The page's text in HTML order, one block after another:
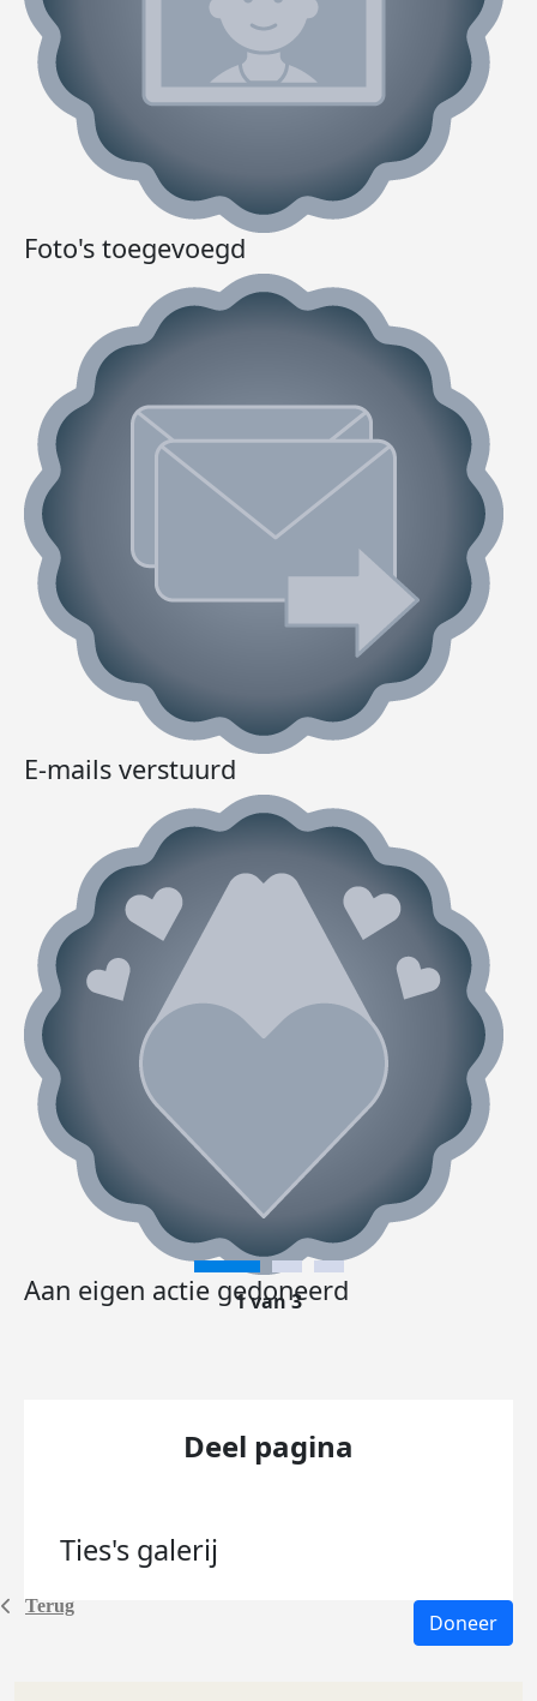
Terug
Foto's toegevoegd
E-mails verstuurd
Aan eigen actie gedoneerd
1 van 3
Deel pagina
Ties's galerij
Doneer